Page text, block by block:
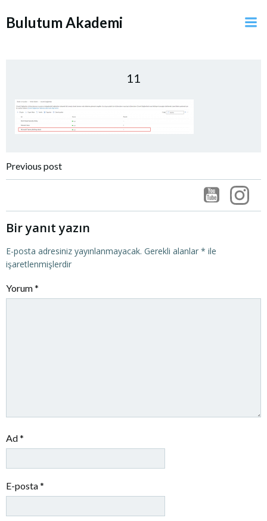
Bulutum Akademi
11
Post
Previous post
Bir yanıt yazın
E-posta adresiniz yayınlanmayacak. Gerekli alanlar * ile
işaretlenmişlerdir
Yorum*
Ad*
E-posta*